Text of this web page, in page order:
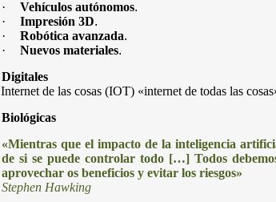
·
Vehículos autónomos.
·
Impresión 3D.
·
Robótica avanzada.
·
Nuevos materiales.
Digitales
Internet de las cosas (IOT) «internet de todas las
Biológicas
«Mientras que el impacto de la inteligencia
de si se puede controlar todo […] Todos
aprovechar os beneficios y evitar los riesgos»
Stephen Hawking